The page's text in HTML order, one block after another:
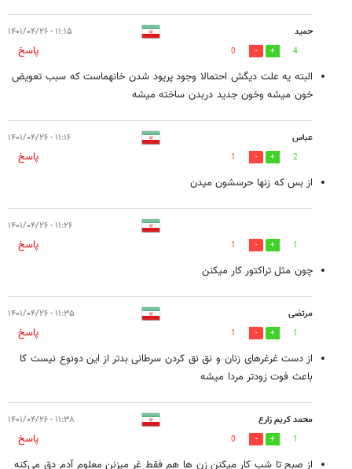
حمید ۱۱:۱۵ - ۱۴۰۱/۰۴/۲۶
4
0
پاسخ
البته یه علت دیگش احتمالا وجود پریود شدن خانهماست که سبب تعویض
خون میشه وخون جدید دربدن ساخته میشه
عباس ۱۱:۱۶ - ۱۴۰۱/۰۴/۲۶
2
1
پاسخ
از بس که زنها حرسشون میدن
۱۱:۲۶ - ۱۴۰۱/۰۴/۲۶
1
1
پاسخ
چون مثل تراکتور کار میکنن
مرتضی ۱۱:۳۵ - ۱۴۰۱/۰۴/۲۶
1
1
پاسخ
از دست غرغرهای زنان و نق نق کردن سرطانی بدتر از این دونوع نیست کا
باعث فوت زودتر مردا میشه
محمد کریم زارع ۱۱:۳۸ - ۱۴۰۱/۰۴/۲۶
1
0
پاسخ
از صبح تا شب کار میکنن زن ها هم فقط غر میزنن معلوم آدم دق می‌کنه